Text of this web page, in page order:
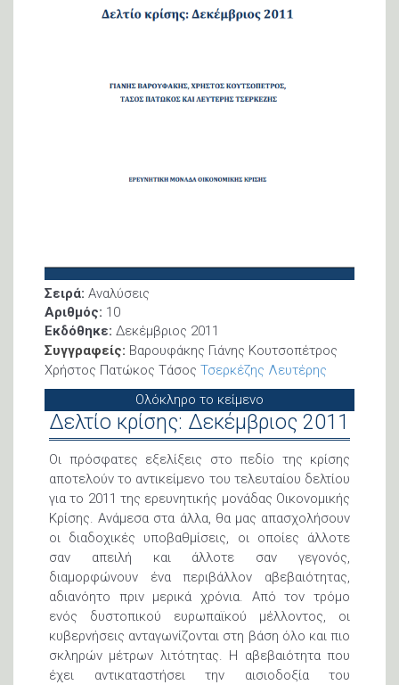
Σειρά: Αναλύσεις
Αριθμός: 10
Εκδόθηκε: Δεκέμβριος 2011
Συγγραφείς: Βαρουφάκης Γιάνης Κουτσοπέτρος
Χρήστος Πατώκος Τάσος Τσερκέζης Λευτέρης
Ολόκληρο το κείμενο
Δελτίο κρίσης: Δεκέμβριος 2011
Οι πρόσφατες εξελίξεις στο πεδίο της κρίσης
αποτελούν το αντικείμενο του τελευταίου δελτίου
για το 2011 της ερευνητικής μονάδας Οικονομικής
Κρίσης. Ανάμεσα στα άλλα, θα μας απασχολήσουν
οι διαδοχικές υποβαθμίσεις, οι οποίες άλλοτε
σαν απειλή και άλλοτε σαν γεγονός,
διαμορφώνουν ένα περιβάλλον αβεβαιότητας,
αδιανόητο πριν μερικά χρόνια. Από τον τρόμο
ενός δυστοπικού ευρωπαϊκού μέλλοντος, οι
κυβερνήσεις ανταγωνίζονται στη βάση όλο και πιο
σκληρών μέτρων λιτότητας. Η αβεβαιότητα που
έχει αντικαταστήσει την αισιοδοξία του